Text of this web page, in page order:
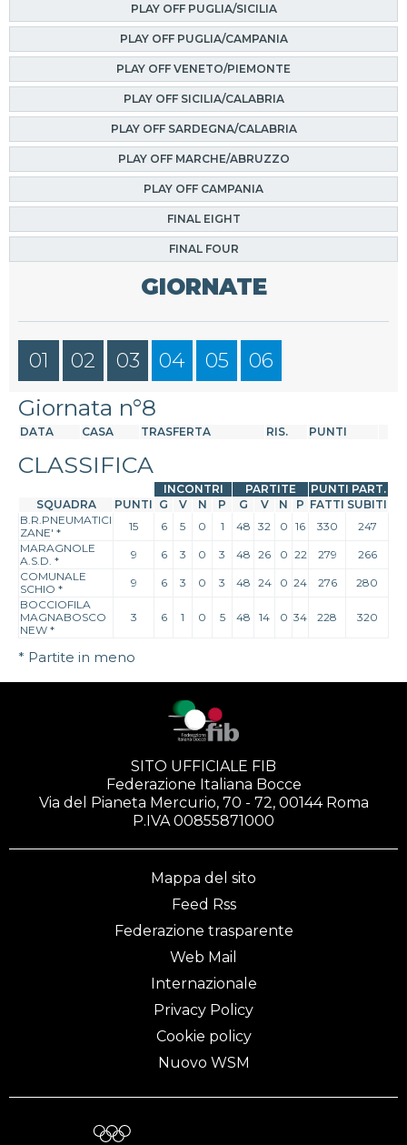
PLAY OFF PUGLIA/SICILIA
PLAY OFF PUGLIA/CAMPANIA
PLAY OFF VENETO/PIEMONTE
PLAY OFF SICILIA/CALABRIA
PLAY OFF SARDEGNA/CALABRIA
PLAY OFF MARCHE/ABRUZZO
PLAY OFF CAMPANIA
FINAL EIGHT
FINAL FOUR
GIORNATE
01 02 03 04 05 06
Giornata n°8
DATA CASA TRASFERTA RIS. PUNTI
CLASSIFICA
INCONTRI PARTITE
PUNTI PART.
SQUADRA
PUNTI G V N P G V N P FATTI SUBITI
B.R.PNEUMATICI
ZANE' * 15 6 5 0 1 48 32 0 16 330
247
MARAGNOLE
A.S.D. * 9 6 3 0 3 48 26 0 22 279
266
COMUNALE
SCHIO * 9 6 3 0 3 48 24 0 24 276
280
BOCCIOFILA
MAGNABOSCO
NEW *
3 6 1 0 5 48 14 0 34 228 320
* Partite in meno
SITO UFFICIALE FIB
Federazione Italiana Bocce
Via del Pianeta Mercurio, 70 - 72, 00144 Roma
P.IVA 00855871000
Mappa del sito
Feed Rss
Federazione trasparente
Web Mail
Internazionale
Privacy Policy
Cookie policy
Nuovo WSM